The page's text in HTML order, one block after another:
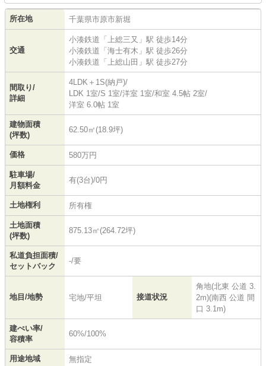
所在地 千葉県市原市新堀
交通
小湊鉄道 「 上総三又 」駅 徒歩14分
小湊鉄道 「 海士有木 」駅 徒歩26分
小湊鉄道 「 上総山田 」駅 徒歩27分
間取り/
詳細
4LDK＋1S(納戸)/
LDK 1室/S 1室/洋室 1室/和室 4.5帖 2室/
洋室 6.0帖 1室
建物面積
(坪数)
62.50㎡(18.9坪)
価格 580万円
駐車場/
月額料金
有(3台)/0円
土地権利 所有権
土地面積
(坪数)
875.13㎡(264.72坪)
私道負担面積/
セットバック
-/要
地目/地勢 宅地/平坦 接道状況
角地(北東 公道 3.
2m)(南西 公道 間
口 3.1m)
建ぺい率/
容積率
60%/100%
用途地域 無指定